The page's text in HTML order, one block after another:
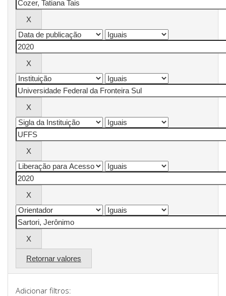
Retornar valores
Adicionar filtros: